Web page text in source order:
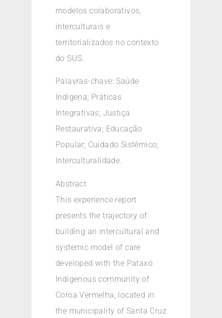
modelos colaborativos,
interculturais e
territorializados no contexto
do SUS.
Palavras-chave: Saúde
Indígena; Práticas
Integrativas; Justiça
Restaurativa; Educação
Popular; Cuidado Sistêmico;
Interculturalidade.
Abstract
This experience report
presents the trajectory of
building an intercultural and
systemic model of care
developed with the Pataxó
Indigenous community of
Coroa Vermelha, located in
the municipality of Santa Cruz